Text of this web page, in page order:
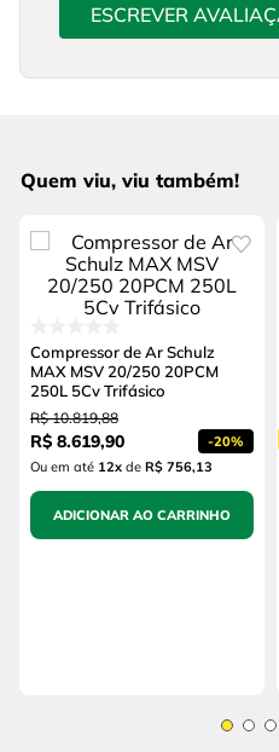
ESCREVER
Quem viu, viu também!
Compressor de Ar Schulz
MAX MSV 20/250 20PCM
250L 5Cv Trifásico
R$ 10.819,88
R$ 8.619,90 -20%
Ou em até 12x de R$ 756,13
ADICIONAR AO CARRINHO